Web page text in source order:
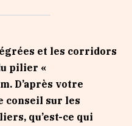
et les corridors
pilier «
D’après votre
conseil sur les
qu’est-ce qui